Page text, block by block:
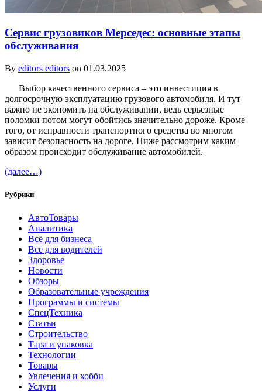
Сервис грузовиков Мерседес: основные этапы
обслуживания
By editors editors on 01.03.2025
Выбор качественного сервиса – это инвестиция в
долгосрочную эксплуатацию грузового автомобиля. И тут
важно не экономить на обслуживании, ведь серьезные
поломки потом могут обойтись значительно дороже. Кроме
того, от исправности транспортного средства во многом
зависит безопасность на дороге. Ниже рассмотрим каким
образом происходит обслуживание автомобилей.
(далее…)
Рубрики
АвтоТовары
Аналитика
Всё для бизнеса
Всё для водителей
Здоровье
Новости
Обзоры
Образовательные учреждения
Программы и системы
СпецТехника
Статьи
Строительство
Тара и упаковка
Технологии
Товары
Увлечения и хобби
Услуги